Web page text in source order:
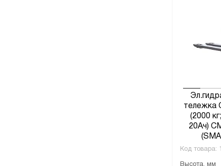
тележка
(2000
20Ач)
Код товара:
Высота, мм